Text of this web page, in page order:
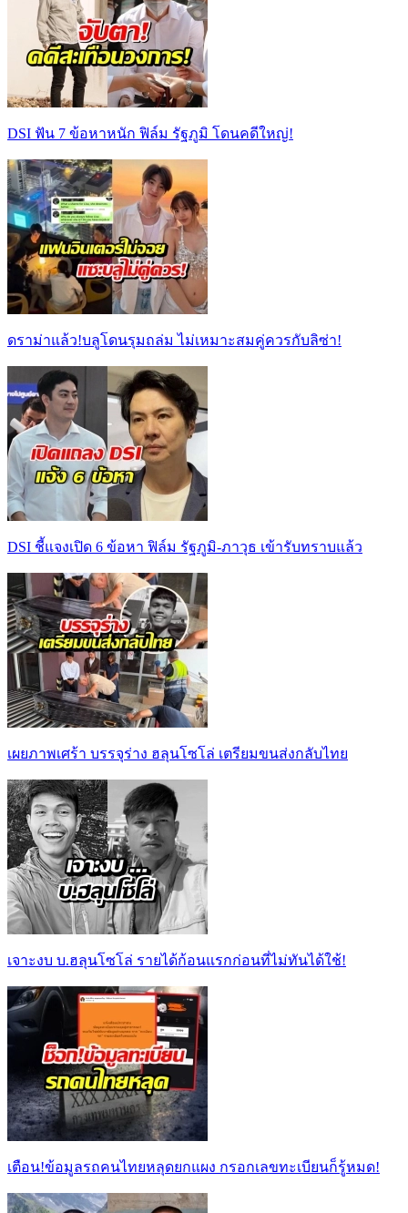
DSI ฟัน 7 ข้อหาหนัก ฟิล์ม รัฐภูมิ โดนคดีใหญ่!
ดราม่าแล้ว!บลูโดนรุมถล่ม ไม่เหมาะสมคู่ควรกับลิซ่า!
DSI ชี้แจงเปิด 6 ข้อหา ฟิล์ม รัฐภูมิ-ภาวุธ เข้ารับทราบแล้ว
เผยภาพเศร้า บรรจุร่าง ฮลุนโซโล่ เตรียมขนส่งกลับไทย
เจาะงบ บ.ฮลุนโซโล่ รายได้ก้อนแรกก่อนที่ไม่ทันได้ใช้!
เตือน!ข้อมูลรถคนไทยหลุดยกแผง กรอกเลขทะเบียนก็รู้หมด!